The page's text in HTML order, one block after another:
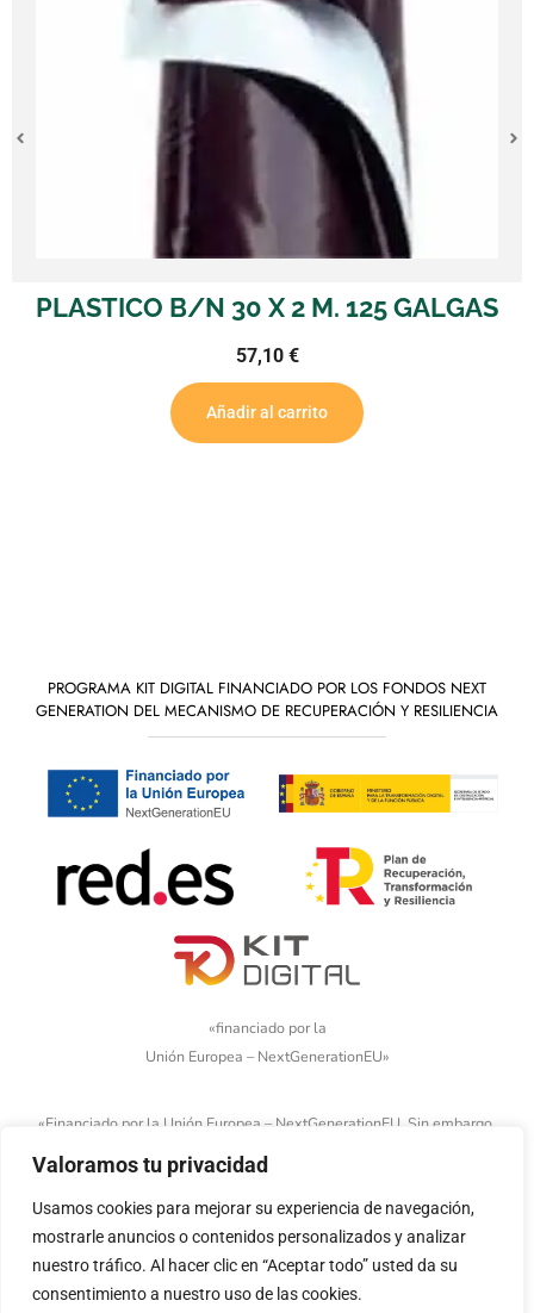
Valoramos tu privacidad
Usamos cookies para mejorar su experiencia de navegación,
mostrarle anuncios o contenidos personalizados y analizar
nuestro tráfico. Al hacer clic en “Aceptar todo” usted da su
consentimiento a nuestro uso de las cookies.
PLASTICO B/N 30 X 2 M. 125 GALGAS
57,10 €
Añadir al carrito
PROGRAMA KIT DIGITAL FINANCIADO POR LOS FONDOS NEXT
GENERATION DEL MECANISMO DE RECUPERACIÓN Y RESILIENCIA
«financiado por la
Unión Europea – NextGenerationEU»
«Financiado por la Unión Europea – NextGenerationEU. Sin embargo,
los puntos de vista y las opiniones expresadas son únicamente los
del autor o autores y no reflejan necesariamente los de la Unión
Europea o la Comisión Europea. Ni la Unión Europea ni la Comisión
Europea pueden ser consideradas responsables de las mismas»